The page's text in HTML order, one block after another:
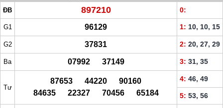
ĐB 897210 0:
G1 96129 1: 10, 10, 15
G2 37831 2: 20, 27, 29
Ba 07992 37149 3: 31, 35
Tư
87653 44220 90160
84635 22327 70456 65184
4: 46, 49
5: 53, 56